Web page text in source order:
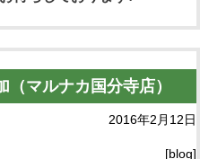
マルナカ国分寺店）
2016年2月12日
[blog]